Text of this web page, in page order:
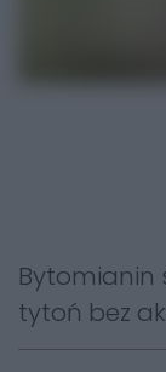
Bytomianin
tytoń bez